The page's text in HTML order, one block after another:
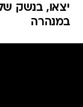
יצאו, בנשק
במנהרה